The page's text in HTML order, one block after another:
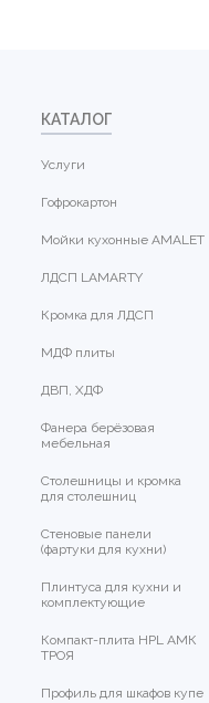
КАТАЛОГ
Услуги
Гофрокартон
Мойки кухонные AMALET
ЛДСП LAMARTY
Кромка для ЛДСП
МДФ плиты
ДВП, ХДФ
Фанера берёзовая
мебельная
Столешницы и кромка
для столешниц
Стеновые панели
(фартуки для кухни)
Плинтуса для кухни и
комплектующие
Компакт-плита HPL АМК
ТРОЯ
Профиль для шкафов купе